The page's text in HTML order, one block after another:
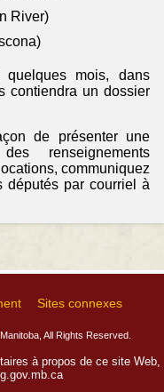
River)
mois, dans
contiendra un dossier
de présenter une
renseignements
communiquez
députés par courriel à
Sites connexes
All Rights Reserved.
à propos de ce site Web,